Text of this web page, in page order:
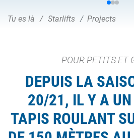
Tu es là Starlifts Projects
POUR PETITS ET
DEPUIS LA
20/21, IL Y A UN
TAPIS ROULANT